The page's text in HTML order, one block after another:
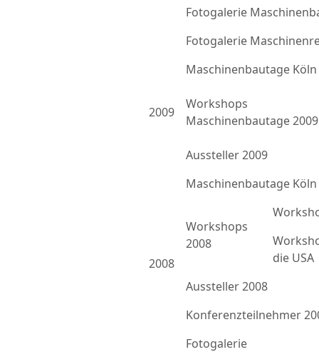
Fotogalerie
Fotogalerie
2009
Maschinenbautage Köln
Workshops
Maschinenbautage 2009
Aussteller 2009
2008
Maschinenbautage Köln
Workshops
2008
die USA
Aussteller 2008
Konferenzteilnehmer
Fotogalerie